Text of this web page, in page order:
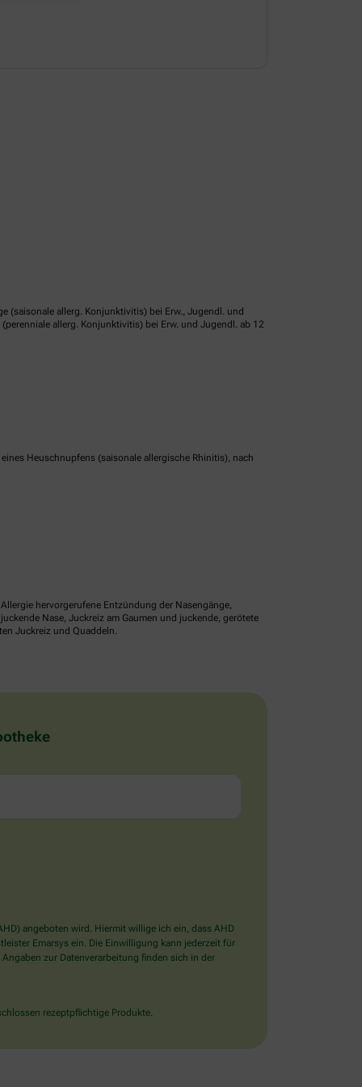
(saisonale allerg. Konjunktivitis) bei Erw., Jugendl. und
allerg. Konjunktivitis) bei Erw. und Jugendl. ab 12
Heuschnupfens (saisonale allergische Rhinitis), nach
hervorgerufene Entzündung der Nasengänge,
Nase, Juckreiz am Gaumen und juckende, gerötete
Juckreiz und Quaddeln.
angeboten wird. Hiermit willige ich ein, dass AHD
Emarsys ein. Die Einwilligung kann jederzeit für
zur Datenverarbeitung finden sich in der
rezeptpflichtige Produkte.